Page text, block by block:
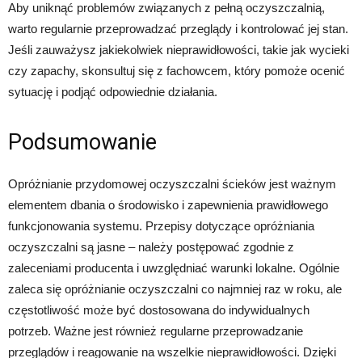
Aby uniknąć problemów związanych z pełną oczyszczalnią,
warto regularnie przeprowadzać przeglądy i kontrolować jej stan.
Jeśli zauważysz jakiekolwiek nieprawidłowości, takie jak wycieki
czy zapachy, skonsultuj się z fachowcem, który pomoże ocenić
sytuację i podjąć odpowiednie działania.
Podsumowanie
Opróżnianie przydomowej oczyszczalni ścieków jest ważnym
elementem dbania o środowisko i zapewnienia prawidłowego
funkcjonowania systemu. Przepisy dotyczące opróżniania
oczyszczalni są jasne – należy postępować zgodnie z
zaleceniami producenta i uwzględniać warunki lokalne. Ogólnie
zaleca się opróżnianie oczyszczalni co najmniej raz w roku, ale
częstotliwość może być dostosowana do indywidualnych
potrzeb. Ważne jest również regularne przeprowadzanie
przeglądów i reagowanie na wszelkie nieprawidłowości. Dzięki